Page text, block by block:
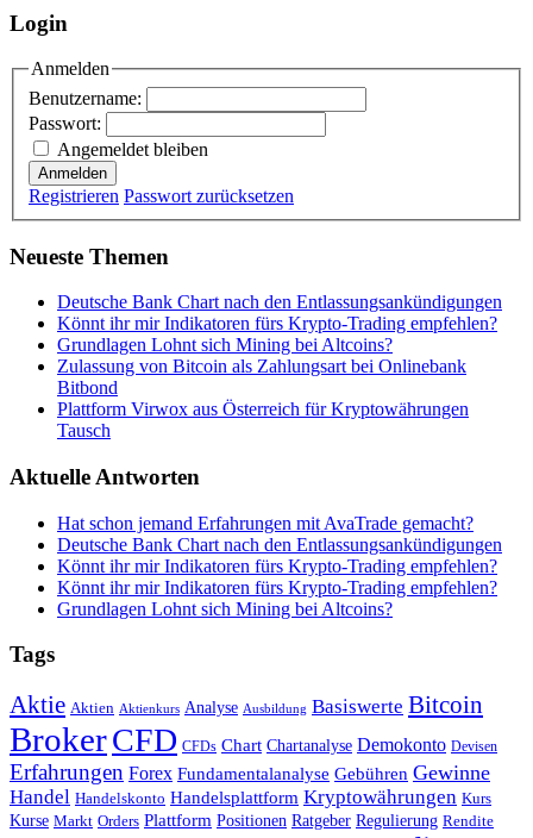
Login
Anmelden
Benutzername:
Passwort:
Angemeldet bleiben
Anmelden
Registrieren Passwort zurücksetzen
Neueste Themen
Deutsche Bank Chart nach den Entlassungsankündigungen
Könnt ihr mir Indikatoren fürs Krypto-Trading empfehlen?
Grundlagen Lohnt sich Mining bei Altcoins?
Zulassung von Bitcoin als Zahlungsart bei Onlinebank
Bitbond
Plattform Virwox aus Österreich für Kryptowährungen
Tausch
Aktuelle Antworten
Hat schon jemand Erfahrungen mit AvaTrade gemacht?
Deutsche Bank Chart nach den Entlassungsankündigungen
Könnt ihr mir Indikatoren fürs Krypto-Trading empfehlen?
Könnt ihr mir Indikatoren fürs Krypto-Trading empfehlen?
Grundlagen Lohnt sich Mining bei Altcoins?
Tags
Aktie Aktien Aktienkurs Analyse Ausbildung Basiswerte Bitcoin
BrokerCFD CFDs Chart Chartanalyse Demokonto Devisen
Erfahrungen Forex Fundamentalanalyse Gebühren Gewinne
Handel Handelskonto Handelsplattform Kryptowährungen Kurs
Kurse Markt Orders Plattform Positionen Ratgeber Regulierung Rendite